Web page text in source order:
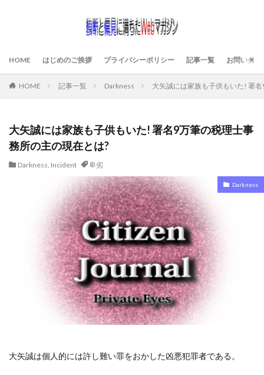
HOME はじめのご挨拶 プライバシーポリシー 記事一覧 お問い合わ
HOME 記事一覧 Darkness 大矢誠には家族も子供もいた! 署
大矢誠には家族も子供もいた! 署名9万筆の税理士事
務所の主の現在とは?
Darkness, Incident 卑劣
Darkness
大矢誠は個人的には許し難い罪をおかした凶悪犯罪者である。